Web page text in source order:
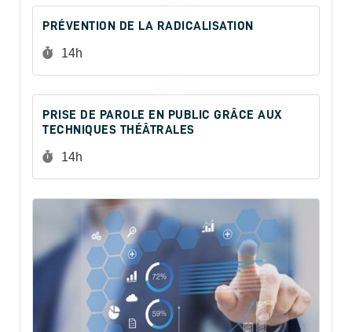
PRÉVENTION DE LA RADICALISATION
Durée :
14h
PRISE DE PAROLE EN PUBLIC GRÂCE AUX
TECHNIQUES THÉÂTRALES
Durée :
14h